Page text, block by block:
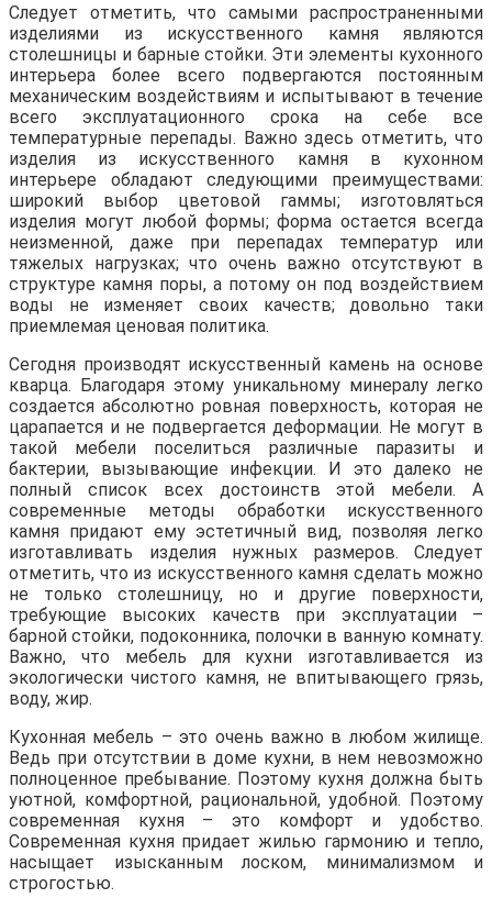
Следует отметить, что самыми распространенными
изделиями из искусственного камня являются
столешницы и барные стойки. Эти элементы кухонного
интерьера более всего подвергаются постоянным
механическим воздействиям и испытывают в течение
всего эксплуатационного срока на себе все
температурные перепады. Важно здесь отметить, что
изделия из искусственного камня в кухонном
интерьере обладают следующими преимуществами:
широкий выбор цветовой гаммы; изготовляться
изделия могут любой формы; форма остается всегда
неизменной, даже при перепадах температур или
тяжелых нагрузках; что очень важно отсутствуют в
структуре камня поры, а потому он под воздействием
воды не изменяет своих качеств; довольно таки
приемлемая ценовая политика.
Сегодня производят искусственный камень на основе
кварца. Благодаря этому уникальному минералу легко
создается абсолютно ровная поверхность, которая не
царапается и не подвергается деформации. Не могут в
такой мебели поселиться различные паразиты и
бактерии, вызывающие инфекции. И это далеко не
полный список всех достоинств этой мебели. А
современные методы обработки искусственного
камня придают ему эстетичный вид, позволяя легко
изготавливать изделия нужных размеров. Следует
отметить, что из искусственного камня сделать можно
не только столешницу, но и другие поверхности,
требующие высоких качеств при эксплуатации –
барной стойки, подоконника, полочки в ванную комнату.
Важно, что мебель для кухни изготавливается из
экологически чистого камня, не впитывающего грязь,
воду, жир.
Кухонная мебель – это очень важно в любом жилище.
Ведь при отсутствии в доме кухни, в нем невозможно
полноценное пребывание. Поэтому кухня должна быть
уютной, комфортной, рациональной, удобной. Поэтому
современная кухня – это комфорт и удобство.
Современная кухня придает жилью гармонию и тепло,
насыщает изысканным лоском, минимализмом и
строгостью.